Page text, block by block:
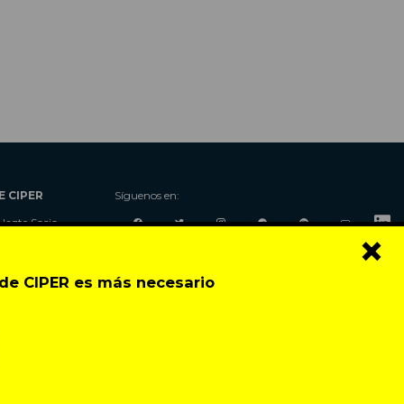
CIPER es más necesario
×
CIPER
Socio
Contacto
Síguenos en: